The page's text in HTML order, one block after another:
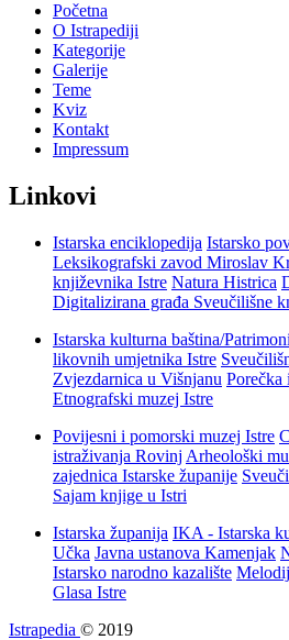
Početna
O Istrapediji
Kategorije
Galerije
Teme
Kviz
Kontakt
Impressum
Linkovi
Istarska enciklopedija Istarsko
Leksikografski zavod Miroslav
književnika Istre Natura Histrica
Digitalizirana građa Sveučilišne
Istarska kulturna baština/
likovnih umjetnika Istre
Zvjezdarnica u Višnjanu Porečka
Etnografski muzej Istre
Povijesni i pomorski muzej Istre
istraživanja Rovinj Arheološki
zajednica Istarske županije
Sajam knjige u Istri
Istarska županija IKA - Istarska
Učka Javna ustanova Kamenjak
Istarsko narodno kazalište
Glasa Istre
Istrapedia © 2019